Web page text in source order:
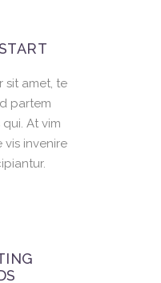
sit amet, te
partem
At vim
vis invenire